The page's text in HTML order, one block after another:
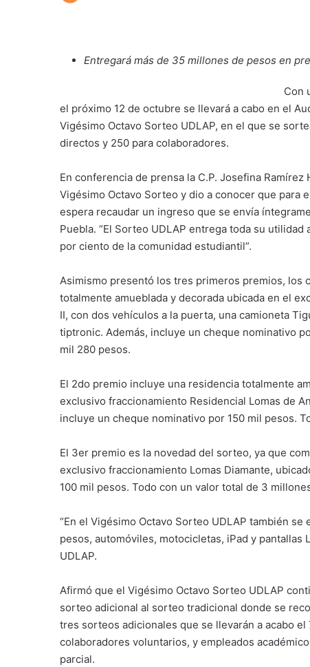
Entregará más de 35 millones de pesos en
Con
el próximo 12 de octubre se llevará a cabo en el
Vigésimo Octavo Sorteo UDLAP, en el que se
directos y 250 para colaboradores.
En conferencia de prensa la C.P. Josefina
Vigésimo Octavo Sorteo y dio a conocer que para
espera recaudar un ingreso que se envía
Puebla. “El Sorteo UDLAP entrega toda su
por ciento de la comunidad estudiantil”.
Asimismo presentó los tres primeros premios, los
totalmente amueblada y decorada ubicada en el
II, con dos vehículos a la puerta, una camioneta
tiptronic. Además, incluye un cheque nominativo
mil 280 pesos.
El 2do premio incluye una residencia totalmente
exclusivo fraccionamiento Residencial Lomas de
incluye un cheque nominativo por 150 mil pesos.
El 3er premio es la novedad del sorteo, ya que
exclusivo fraccionamiento Lomas Diamante,
100 mil pesos. Todo con un valor total de 3
“En el Vigésimo Octavo Sorteo UDLAP también
pesos, automóviles, motocicletas, iPad y pantallas
UDLAP.
Afirmó que el Vigésimo Octavo Sorteo UDLAP
sorteo adicional al sorteo tradicional donde se
tres sorteos adicionales que se llevarán a acabo
colaboradores voluntarios, y empleados
parcial.